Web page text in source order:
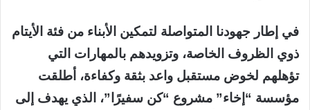
في إطار جهودنا المتواصلة لتمكين الأبناء من فئة الأيتام
ذوي الظروف الخاصة، وتزويدهم بالمهارات التي
تؤهلهم لخوض مستقبل واعد بثقة وكفاءة، أطلقت
مؤسسة “إخاء” مشروع “كن سفيرًا”، الذي يهدف إلى